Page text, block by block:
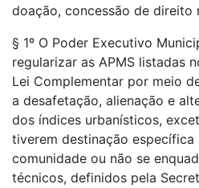
doação, concessão de direito
§ 1º O Poder Executivo
regularizar as APMS listadas
Lei Complementar por meio
a desafetação, alienação e
dos índices urbanísticos,
tiverem destinação específica
comunidade ou não se
técnicos, definidos pela